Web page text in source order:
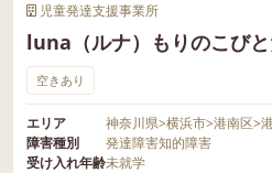
児童発達支援事業所
luna（ルナ）もりのこび
空きあり
エリア 神奈川県>横浜市>港南区>
障害種別
発達障害知的障害
受け入れ年齢未就学